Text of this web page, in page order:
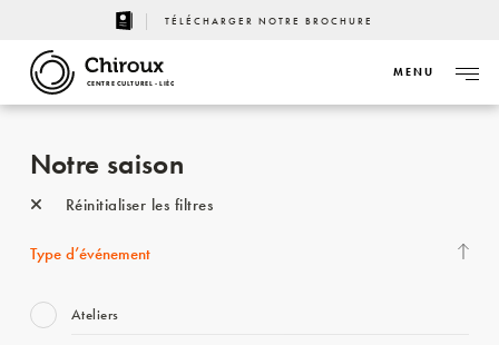
TÉLÉCHARGER NOTRE BROCHURE
CENTRE CULTUREL - LIÈGE
MENU
Notre saison
Réinitialiser les filtres
Type d’événement
Ateliers